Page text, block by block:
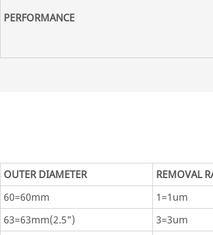
PERFORMANCE
OUTER DIAMETER REMOVAL
60=60mm
1=1um
63=63mm(2.5")
3=3um